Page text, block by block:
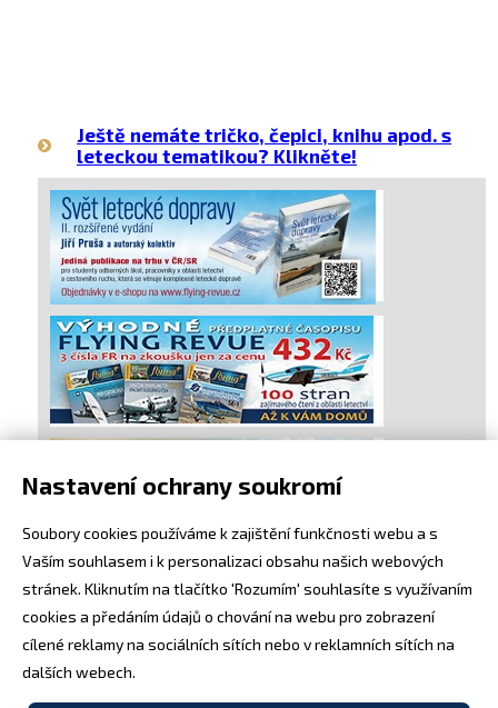
Ještě nemáte tričko, čepici, knihu apod. s
leteckou tematikou? Klikněte!
Nastavení ochrany soukromí
Soubory cookies používáme k zajištění funkčnosti webu a s
Vaším souhlasem i k personalizaci obsahu našich webových
stránek. Kliknutím na tlačítko 'Rozumím' souhlasíte s využívaním
cookies a předáním údajů o chování na webu pro zobrazení
cílené reklamy na sociálních sítích nebo v reklamních sítích na
dalších webech.